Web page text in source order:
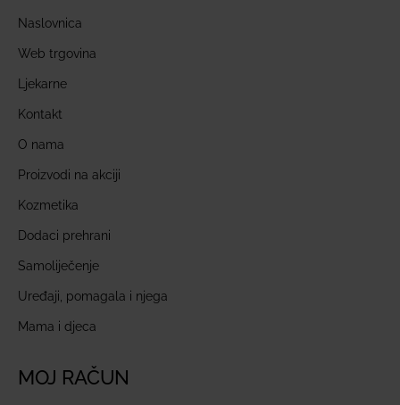
Naslovnica
Web trgovina
Ljekarne
Kontakt
O nama
Proizvodi na akciji
Kozmetika
Dodaci prehrani
Samoliječenje
Uređaji, pomagala i njega
Mama i djeca
MOJ RAČUN